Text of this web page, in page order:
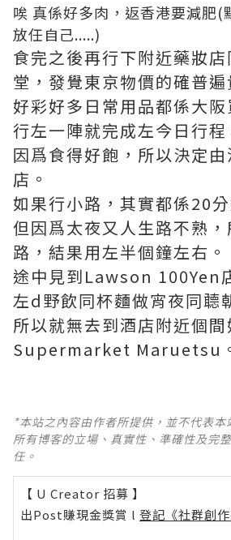
唉 真係好多肉，返香港要減肥(
放任自己.....)
食完之後再行下附近藥妝
堂，發覺東京物價的確普遍
好彩好多日常用品都係大阪
行左一陣就完成左今日行程
因爲食得好飽，所以決定
店。
如果行小路，其實都係20
但因爲太夜又人生路不熟
路，結果用左半個鐘左右。
途中見到Lawson 100Yen
左d野飲同杯麵做宵夜同聼
所以就無去到酒店附近個間
Supermarket Maruetsu
*本站之內容由作者所提供，並不代表
所有博客的立場、真實性、準確性及完
任。
【 U Creator 招募 】
出Post賺現金獎賞 l 登記《社群創作